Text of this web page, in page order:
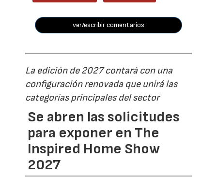
ver/escribir comentarios
La edición de 2027 contará con una
configuración renovada que unirá las
categorías principales del sector
Se abren las solicitudes
para exponer en The
Inspired Home Show
2027